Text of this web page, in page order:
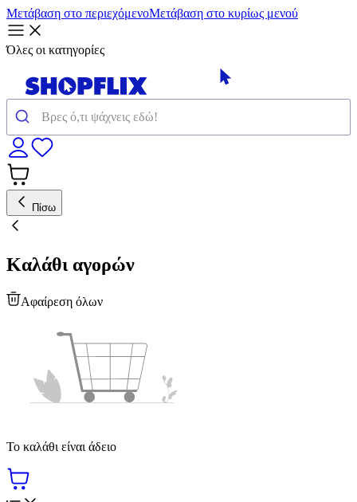
Μετάβαση στο περιεχόμενοΜετάβαση στο κυρίως μενού
Όλες οι κατηγορίες
Πίσω
Καλάθι αγορών
Αφαίρεση όλων
Το καλάθι είναι άδειο